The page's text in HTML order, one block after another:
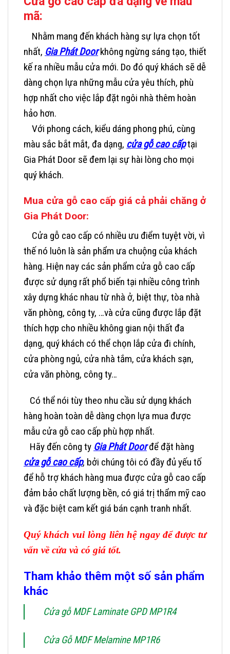
mã:
Nhằm mang đến khách hàng sự lựa chọn tốt
nhất, Gia Phát Doorkhông ngừng sáng tạo, thiết
kế ra nhiều mẫu cửa mới. Do đó quý khách sẽ dễ
dàng chọn lựa những mẫu cửa yêu thích, phù
hợp nhất cho việc lắp đặt ngôi nhà thêm hoàn
hảo hơn.
Với phong cách, kiểu dáng phong phú, cùng
màu sắc bắt mắt, đa dạng, cửa gỗ cao cấptại
Gia Phát Door sẽ đem lại sự hài lòng cho mọi
quý khách.
Mua cửa gỗ cao cấp giá cả phải chăng ở
Gia Phát Door:
Cửa gỗ cao cấp có nhiều ưu điểm tuyệt vời, vì
thế nó luôn là sản phẩm ưa chuộng của khách
hàng. Hiện nay các sản phẩm cửa gỗ cao cấp
được sử dụng rất phổ biến tại nhiều công trình
xây dựng khác nhau từ nhà ở, biệt thự, tòa nhà
văn phòng, công ty, …và cửa cũng được lắp đặt
thích hợp cho nhiều không gian nội thất đa
dạng, quý khách có thể chọn lắp cửa đi chính,
cửa phòng ngủ, cửa nhà tắm, cửa khách sạn,
cửa văn phòng, công ty…
Có thể nói tùy theo nhu cầu sử dụng khách
hàng hoàn toàn dễ dàng chọn lựa mua được
mẫu cửa gỗ cao cấp phù hợp nhất.
Hãy đến công ty Gia Phát Doorđể đặt hàng
cửa gỗ cao cấp, bởi chúng tôi có đầy đủ yếu tố
để hỗ trợ khách hàng mua được cửa gỗ cao cấp
đảm bảo chất lượng bền, có giá trị thẩm mỹ cao
và đặc biệt cam kết giá bán cạnh tranh nhất.
Quý khách vui lòng liên hệ ngay để được tư
vấn về cửa và có giá tốt.
Tham khảo thêm một số sản phẩm
khác
Cửa gỗ MDF Laminate GPD MP1R4
Cửa Gỗ MDF Melamine MP1R6